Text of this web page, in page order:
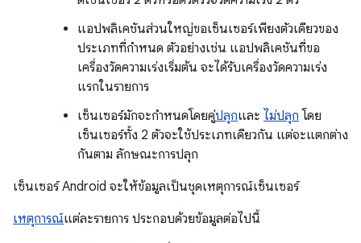
แอปพลิเคชันส่วนใหญ่ขอเซ็นเซอร์เพียงตัวเดียวของ
ประเภทที่กำหนด ตัวอย่างเช่น แอปพลิเคชันที่ขอ
เครื่องวัดความเร่งเริ่มต้น จะได้รับเครื่องวัดความเร่ง
แรกในรายการ
เซ็นเซอร์มักจะกำหนดโดยคู่ปลุกและ ไม่ปลุก โดย
เซ็นเซอร์ทั้ง 2 ตัวจะใช้ประเภทเดียวกัน แต่จะแตกต่าง
กันตาม ลักษณะการปลุก
เซ็นเซอร์ Android จะให้ข้อมูลเป็นชุดเหตุการณ์เซ็นเซอร์
เหตุการณ์แต่ละรายการ ประกอบด้วยข้อมูลต่อไปนี้